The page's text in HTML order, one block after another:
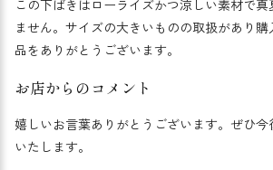
この下ばきはローライズかつ涼しい素材で
ません。サイズの大きいものの取扱があり
品をありがとうございます。
お店からのコメント
嬉しいお言葉ありがとうございます。ぜひ
いたします。